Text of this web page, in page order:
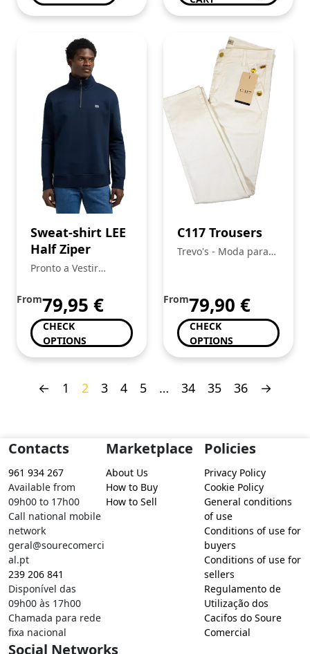
Sweat-shirt LEE
Half Ziper
Pronto a Vestir
From79,95 €
CHECK
OPTIONS
C117 Trousers
Trevo's - Moda para
From79,90 €
CHECK
OPTIONS
← 1 2 3 4 5 … 34 35 36 →
Contacts
961 934 267
Available from
09h00 to 17h00
Call national mobile
network
geral@sourecomerci
al.pt
239 206 841
Disponível das
09h00 às 17h00
Chamada para rede
fixa nacional
Marketplace
About Us
How to Buy
How to Sell
Policies
Privacy Policy
Cookie Policy
General conditions
of use
Conditions of use for
buyers
Conditions of use for
sellers
Regulamento de
Utilização dos
Cacifos do Soure
Comercial
Social Networks